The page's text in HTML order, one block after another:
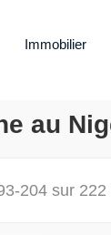
Immobilier
au
204 sur